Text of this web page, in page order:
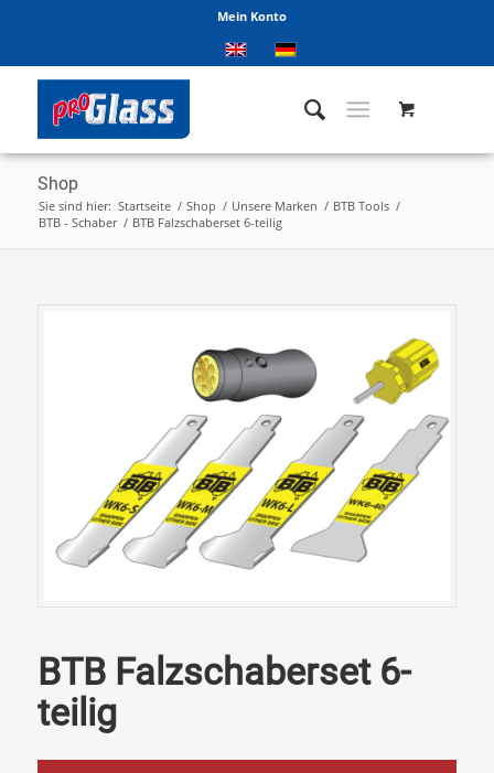
Mein Konto
Shop
Sie sind hier: Startseite / Shop / Unsere Marken / BTB Tools /
BTB - Schaber / BTB Falzschaberset 6-teilig
BTB Falzschaberset 6-
teilig